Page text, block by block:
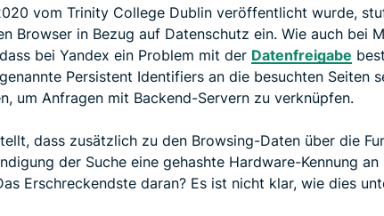
vom Trinity College Dublin veröffentlicht wurde,
Browser in Bezug auf Datenschutz ein. Wie auch bei
bei Yandex ein Problem mit der Datenfreigabe
Persistent Identifiers an die besuchten Seiten
um Anfragen mit Backend-Servern zu verknüpfen.
dass zusätzlich zu den Browsing-Daten über die
der Suche eine gehashte Hardware-Kennung an
Erschreckendste daran? Es ist nicht klar, wie dies